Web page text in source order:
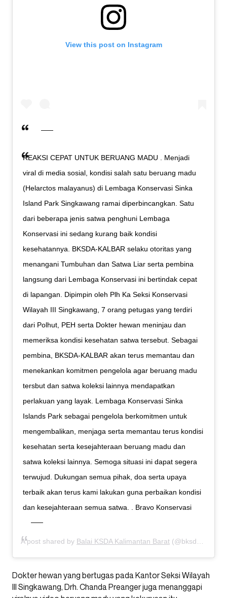
View this post on Instagram
REAKSI CEPAT UNTUK BERUANG MADU . Menjadi
viral di media sosial, kondisi salah satu beruang madu
(Helarctos malayanus) di Lembaga Konservasi Sinka
Island Park Singkawang ramai diperbincangkan. Satu
dari beberapa jenis satwa penghuni Lembaga
Konservasi ini sedang kurang baik kondisi
kesehatannya. BKSDA-KALBAR selaku otoritas yang
menangani Tumbuhan dan Satwa Liar serta pembina
langsung dari Lembaga Konservasi ini bertindak cepat
di lapangan. Dipimpin oleh Plh Ka Seksi Konservasi
Wilayah III Singkawang, 7 orang petugas yang terdiri
dari Polhut, PEH serta Dokter hewan meninjau dan
memeriksa kondisi kesehatan satwa tersebut. Sebagai
pembina, BKSDA-KALBAR akan terus memantau dan
menekankan komitmen pengelola agar beruang madu
tersbut dan satwa koleksi lainnya mendapatkan
perlakuan yang layak. Lembaga Konservasi Sinka
Islands Park sebagai pengelola berkomitmen untuk
mengembalikan, menjaga serta memantau terus kondisi
kesehatan serta kesejahteraan beruang madu dan
satwa koleksi lainnya. Semoga situasi ini dapat segera
terwujud. Dukungan semua pihak, doa serta upaya
terbaik akan terus kami lakukan guna perbaikan kondisi
dan kesejahteraan semua satwa. . Bravo Konservasi
A post shared by Balai KSDA Kalimantan Barat (@bksdakalbar) on
Dokter hewan yang bertugas pada Kantor Seksi Wilayah
III Singkawang, Drh. Chanda Preanger juga menanggapi